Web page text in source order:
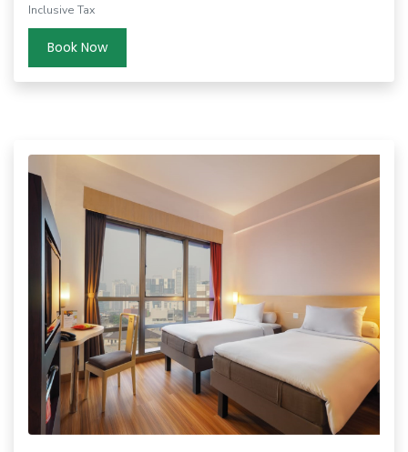
Inclusive Tax
Book Now